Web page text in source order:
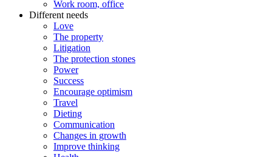
Work room, office
Different needs
Love
The property
Litigation
The protection stones
Power
Success
Encourage optimism
Travel
Dieting
Communication
Changes in growth
Improve thinking